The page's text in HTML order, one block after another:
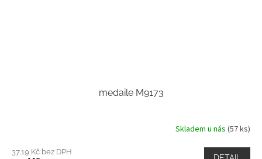
medaile M9173
Skladem u nás (57 ks)
37,19 Kč bez DPH